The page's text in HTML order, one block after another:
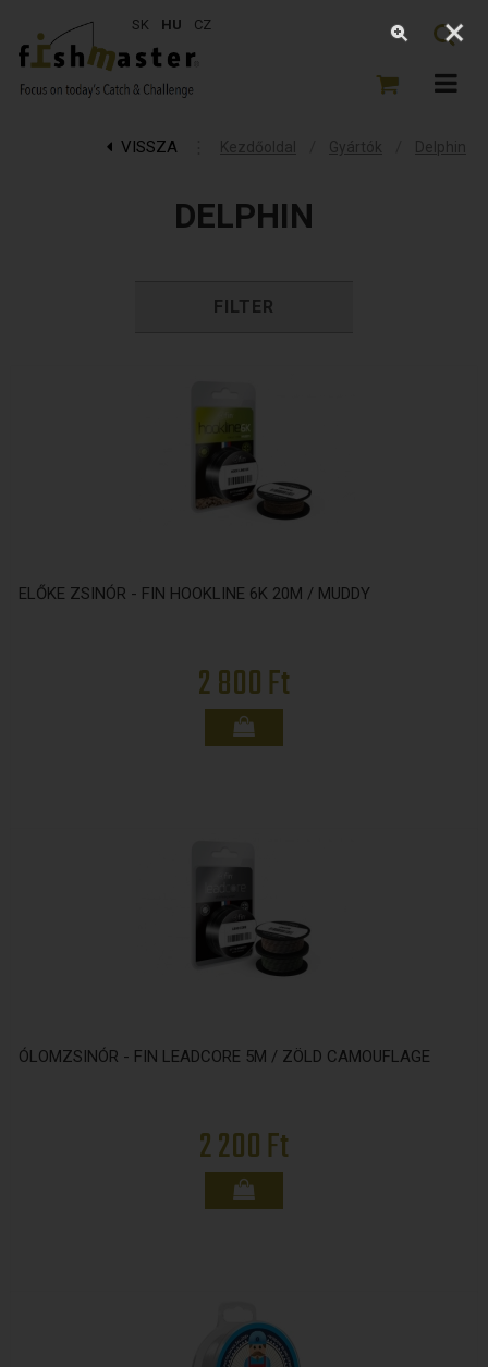
SK HU CZ
VISSZA Kezdőoldal Gyártók Delphin
DELPHIN
FILTER
ELŐKE ZSINÓR - FIN HOOKLINE 6K 20M / MUDDY
2 800 Ft
ÓLOMZSINÓR - FIN LEADCORE 5M / ZÖLD CAMOUFLAGE
2 200 Ft